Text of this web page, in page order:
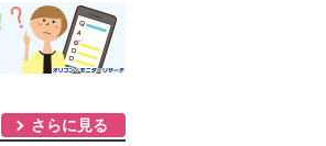
さらに見る